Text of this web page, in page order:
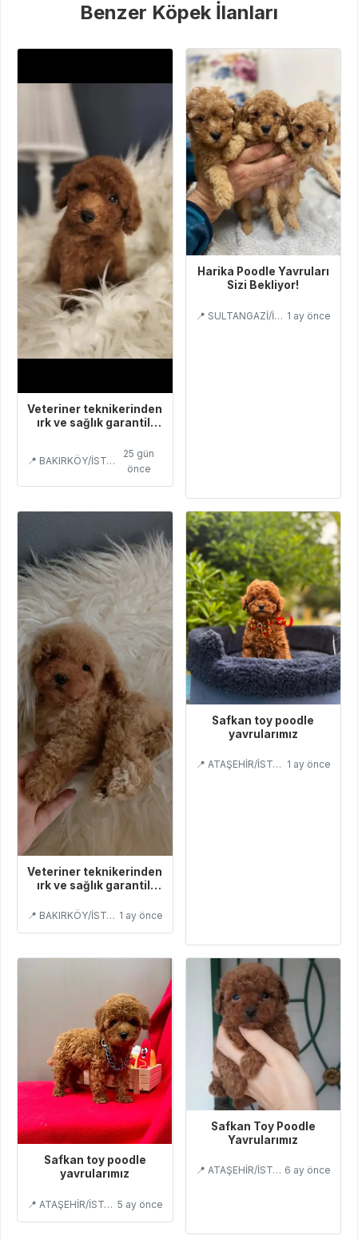
Benzer Köpek İlanları
Veteriner teknikerinden
ırk ve sağlık garantili
📍 BAKIRKÖY/İSTANBUL
25 gün
önce
Harika Poodle Yavruları
Sizi Bekliyor!
📍 SULTANGAZİ/İSTANBUL 1 ay önce
Veteriner teknikerinden
ırk ve sağlık garantili
📍 BAKIRKÖY/İSTANBUL 1 ay önce
Safkan toy poodle
yavrularımız
📍 ATAŞEHİR/İSTANBUL 1 ay önce
Safkan toy poodle
yavrularımız
📍 ATAŞEHİR/İSTANBUL 5 ay önce
Safkan Toy Poodle
Yavrularımız
📍 ATAŞEHİR/İSTANBUL 6 ay önce